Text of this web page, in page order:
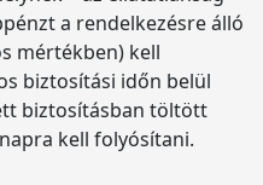
a rendelkezésre álló
mértékben) kell
biztosítási időn belül
biztosításban töltött
kell folyósítani.